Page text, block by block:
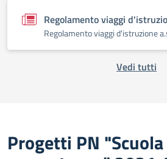
Regolamento viaggi
Regolamento viaggi d'istruzione
Vedi tutti
Progetti PN